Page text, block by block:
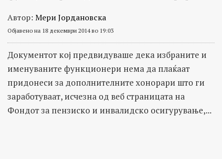
Автор: Мери Јордановска
Објавено на 18 декември 2014 во 19:03
Документот кој предвидуваше дека избраните и
именуваните функционери нема да плаќаат
придонеси за дополнителните хонорари што ги
заработуваат, исчезна од веб страницата на
Фондот за пензиско и инвалидско осигурување,...